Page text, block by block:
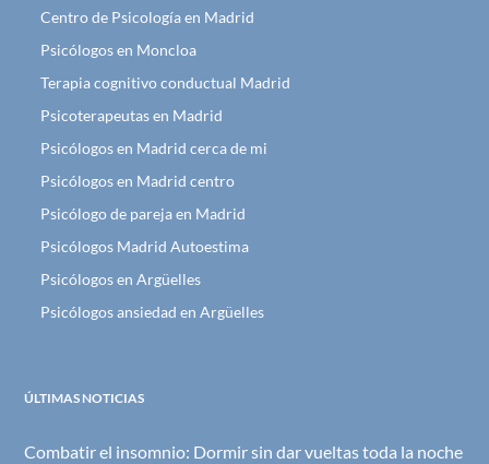
Centro de Psicología en Madrid
Psicólogos en Moncloa
Terapia cognitivo conductual Madrid
Psicoterapeutas en Madrid
Psicólogos en Madrid cerca de mi
Psicólogos en Madrid centro
Psicólogo de pareja en Madrid
Psicólogos Madrid Autoestima
Psicólogos en Argüelles
Psicólogos ansiedad en Argüelles
ÚLTIMAS NOTICIAS
Combatir el insomnio: Dormir sin dar vueltas toda la noche